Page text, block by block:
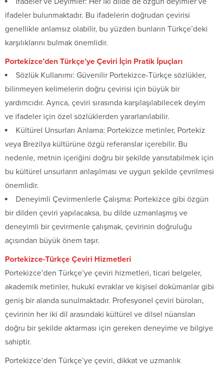
ifadeler bulunmaktadır. Bu ifadelerin doğrudan çevirisi
genellikle anlamsız olabilir, bu yüzden bunların Türkçe’deki
karşılıklarını bulmak önemlidir.
Portekizce’den Türkçe’ye Çeviri İçin Pratik İpuçları
Sözlük Kullanımı: Güvenilir Portekizce-Türkçe sözlükler,
bilinmeyen kelimelerin doğru çevirisi için büyük bir
yardımcıdır. Ayrıca, çeviri sırasında karşılaşılabilecek deyim
ve ifadeler için özel sözlüklerden yararlanılabilir.
Kültürel Unsurları Anlama: Portekizce metinler, Portekiz
veya Brezilya kültürüne özgü referanslar içerebilir. Bu
nedenle, metnin içeriğini doğru bir şekilde yansıtabilmek için
bu kültürel unsurların anlaşılması ve uygun şekilde çevrilmesi
önemlidir.
Deneyimli Çevirmenlerle Çalışma: Portekizce gibi özgün
bir dilden çeviri yapılacaksa, bu dilde uzmanlaşmış ve
deneyimli bir çevirmenle çalışmak, çevirinin doğruluğu
açısından büyük önem taşır.
Portekizce-Türkçe Çeviri Hizmetleri
Portekizce’den Türkçe’ye çeviri hizmetleri, ticari belgeler,
akademik metinler, hukuki evraklar ve kişisel dokümanlar gibi
geniş bir alanda sunulmaktadır. Profesyonel çeviri büroları,
çevirinin her iki dil arasındaki kültürel ve dilsel nüansları
doğru bir şekilde aktarması için gereken deneyime ve bilgiye
sahiptir.
Portekizce’den Türkçe’ye çeviri, dikkat ve uzmanlık